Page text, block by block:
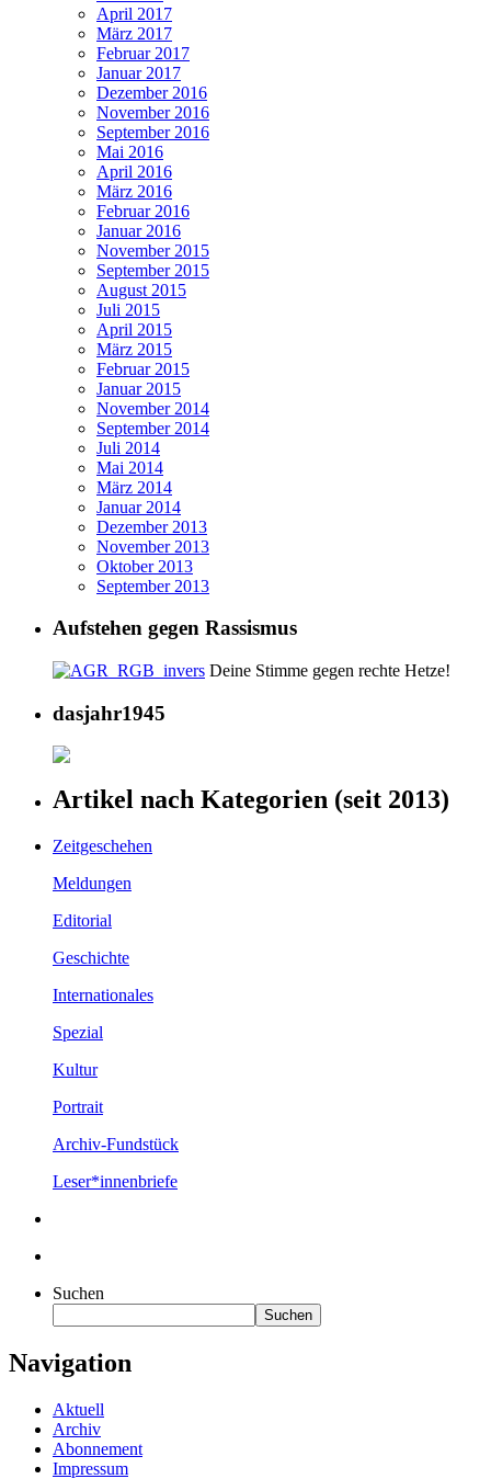
April 2017
März 2017
Februar 2017
Januar 2017
Dezember 2016
November 2016
September 2016
Mai 2016
April 2016
März 2016
Februar 2016
Januar 2016
November 2015
September 2015
August 2015
Juli 2015
April 2015
März 2015
Februar 2015
Januar 2015
November 2014
September 2014
Juli 2014
Mai 2014
März 2014
Januar 2014
Dezember 2013
November 2013
Oktober 2013
September 2013
Aufstehen gegen Rassismus
Deine Stimme gegen rechte Hetze!
dasjahr1945
Artikel nach Kategorien (seit 2013)
Zeitgeschehen
Meldungen
Editorial
Geschichte
Internationales
Spezial
Kultur
Portrait
Archiv-Fundstück
Leser*innenbriefe
Suchen
Suchen
Navigation
Aktuell
Archiv
Abonnement
Impressum